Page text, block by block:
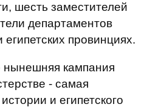
шесть заместителей
департаментов
провинциях.
нынешняя кампания
- самая
и египетского